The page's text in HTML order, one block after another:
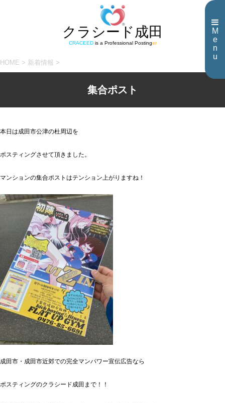
M
e
n
u
クラシード成田
CRACEEDis a Professional Postinger
HOME > 新着情報 >
集合ポスト
本日は成田市公津の杜周辺を
ポスティングさせて頂きました。
マンションの集合ポストはテンション上がりますね！
成田市・成田市近郊での完全マンパワー宣伝広告なら
ポスティングのクラシード成田まで！！